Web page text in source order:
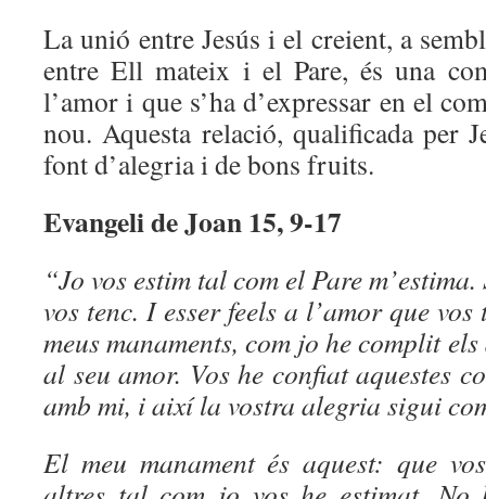
La unió entre Jesús i el creient, a
entre Ell mateix i el Pare, és una
l’amor i que s’ha d’expressar en el
nou. Aquesta relació, qualificada per
font d’alegria i de bons fruits.
Evangeli de Joan 15, 9-17
“Jo vos estim tal com el Pare
vos tenc. I esser feels a l’amor que
meus manaments, com jo he complit
al seu amor. Vos he confiat aquestes
amb mi, i així la vostra alegria sigui
El meu manament és aquest: que